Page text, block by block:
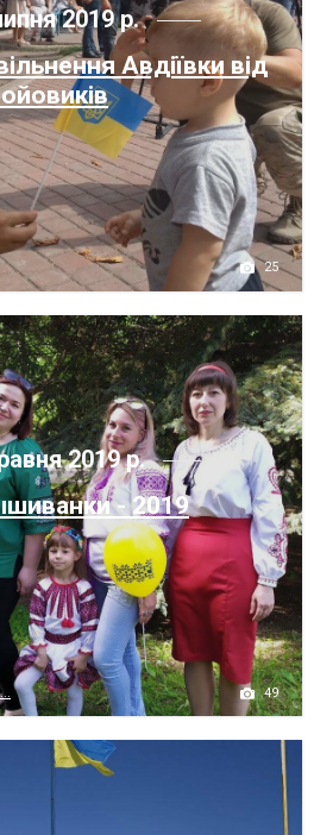
2019 р.
Авдіївки від
25
2019 р.
- 2019
49